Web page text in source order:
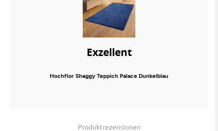
Exzellent
Hochflor Shaggy Teppich Palace Dunkelblau
Produktrezensionen